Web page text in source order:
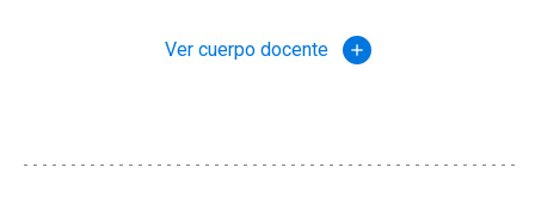
Ver cuerpo docente add